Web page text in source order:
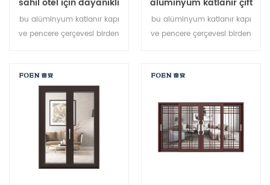
sahil otel için dayanıklı
kullanım
bu alüminyum katlanır kapı
ve pencere çerçevesi birden
hırsızlık önleme performansı
mükemmel. farklı mimari
ihtiyaçları karşılamak için
çeşitli kapı tipleri.
alüminyum katlanır çift
camlı cam kapı
bu alüminyum katlanır kapı
ve pencere çerçevesi birden
hırsızlık önleme performansı
ihtiyaçları karşılamak için
çeşitli kapı tipleri.